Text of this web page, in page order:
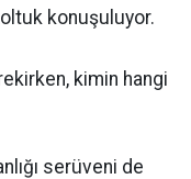
konuşuluyor.
kimin hangi
serüveni de